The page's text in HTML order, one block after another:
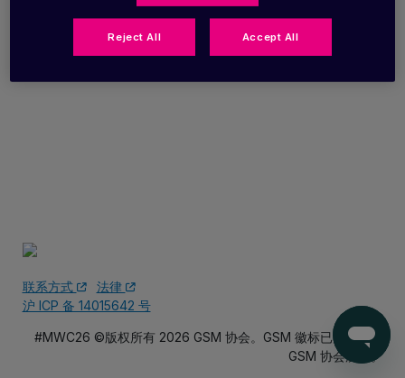
联系方式
法律
沪 ICP 备 14015642 号
#MWC26 ©版权所有 2026 GSM 协会。GSM 徽标已注册，归
GSM 协会所有。
Reject All Accept All